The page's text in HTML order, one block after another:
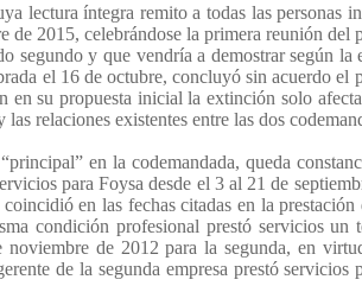
lectura íntegra remito a todas las personas
2015, celebrándose la primera reunión del
segundo y que vendría a demostrar según la
el 16 de octubre, concluyó sin acuerdo el
su propuesta inicial la extinción solo
relaciones existentes entre las dos
en la codemandada, queda
para Foysa desde el 3 al 21 de
en las fechas citadas en la prestación
condición profesional prestó servicios un
de 2012 para la segunda, en
de la segunda empresa prestó servicios